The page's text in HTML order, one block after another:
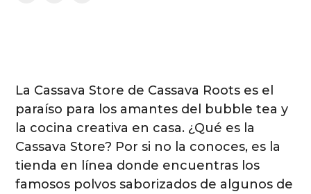
La Cassava Store de Cassava Roots es el
paraíso para los amantes del bubble tea y
la cocina creativa en casa. ¿Qué es la
Cassava Store? Por si no la conoces, es la
tienda en línea donde encuentras los
famosos polvos saborizados de algunos de